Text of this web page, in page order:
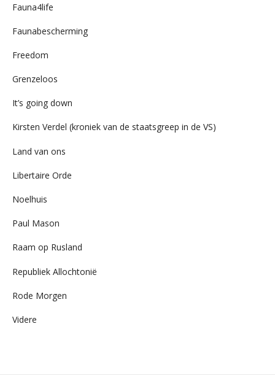
Fauna4life
Faunabescherming
Freedom
Grenzeloos
It’s going down
Kirsten Verdel (kroniek van de staatsgreep in de VS)
Land van ons
Libertaire Orde
Noelhuis
Paul Mason
Raam op Rusland
Republiek Allochtonië
Rode Morgen
Videre